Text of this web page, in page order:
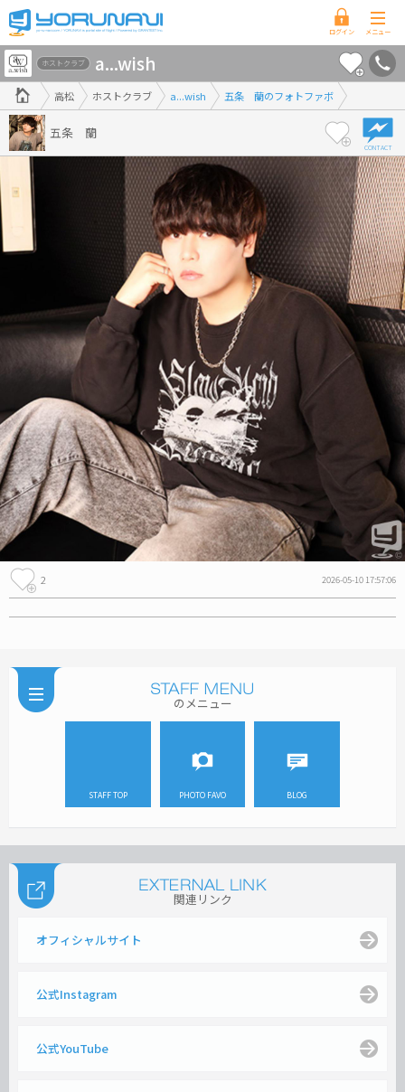
香
川
県
版
高松 ホストクラブ a...wish 五条 蘭のフォトファボ
ホストクラブ a...wish
五条 蘭
2 2026-05-10 17:57:06
のメニュー
STAFF TOP PHOTO FAVO BLOG
関連リンク
オフィシャルサイト
公式Instagram
公式YouTube